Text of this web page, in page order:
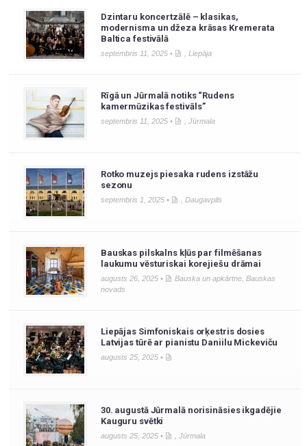
Dzintaru koncertzālē – klasikas,
modernisma un džeza krāsas Kremerata
Baltica festivālā
septembris 11, 2025 • , Liepāja
Rīgā un Jūrmalā notiks “Rudens
kamermūzikas festivāls”
septembris 11, 2025 • , Jūrmala
Rotko muzejs piesaka rudens izstāžu
sezonu
septembris 1, 2025 • , Daugavpils
Bauskas pilskalns kļūs par filmēšanas
laukumu vēsturiskai korejiešu drāmai
augusts 26, 2025 • Bauska un apkārtne, Bauskas
novads
Liepājas Simfoniskais orķestris dosies
Latvijas tūrē ar pianistu Daniilu Mickeviču
augusts 25, 2025 •
30. augustā Jūrmalā norisināsies ikgadējie
Kauguru svētki
augusts 25, 2025 • , Jūrmala